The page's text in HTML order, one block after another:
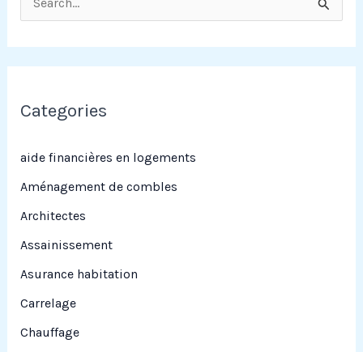
e
c
c
:
Categories
aide financières en logements
Aménagement de combles
Architectes
Assainissement
Asurance habitation
Carrelage
Chauffage